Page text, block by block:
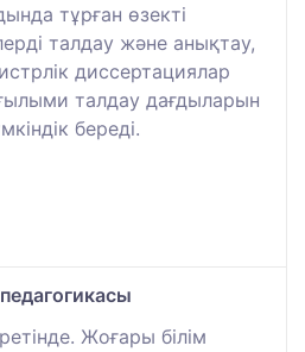
тұрған өзекті
талдау және анықтау,
диссертациялар
ғылыми талдау дағдыларын
береді.
Жоғары білім